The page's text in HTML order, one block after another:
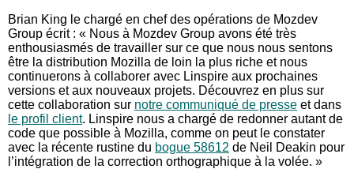
Brian King le chargé en chef des opérations de Mozdev
Group écrit : « Nous à Mozdev Group avons été très
enthousiasmés de travailler sur ce que nous nous sentons
être la distribution Mozilla de loin la plus riche et nous
continuerons à collaborer avec Linspire aux prochaines
versions et aux nouveaux projets. Découvrez en plus sur
cette collaboration sur notre communiqué de presse et dans
le profil client. Linspire nous a chargé de redonner autant de
code que possible à Mozilla, comme on peut le constater
avec la récente rustine du bogue 58612 de Neil Deakin pour
l’intégration de la correction orthographique à la volée. »